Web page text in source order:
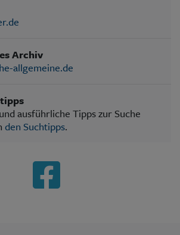
Archiv
allgemeine.de
ausführliche Tipps zur Suche
den Suchtipps.